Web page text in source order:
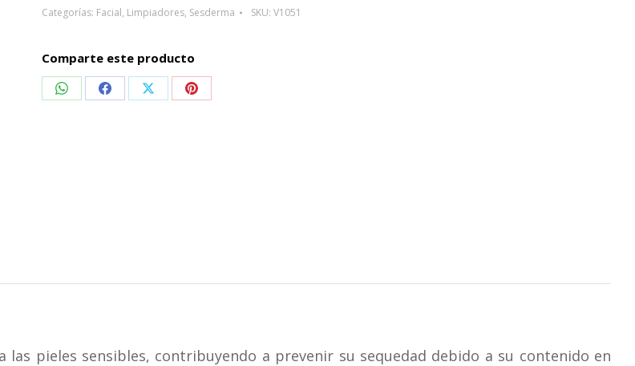
Categorías: Facial, Limpiadores, Sesderma SKU: V1051
Comparte este producto
CompartirCompartirCompartirCompartir
pieles sensibles, contribuyendo a prevenir su sequedad debido a su contenido en